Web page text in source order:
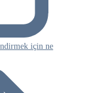
için ne